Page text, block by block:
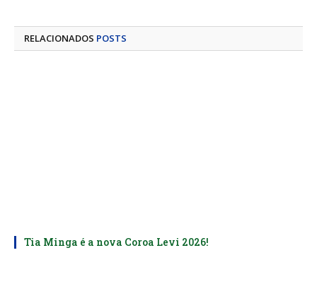
RELACIONADOS POSTS
Tia Minga é a nova Coroa Levi 2026!